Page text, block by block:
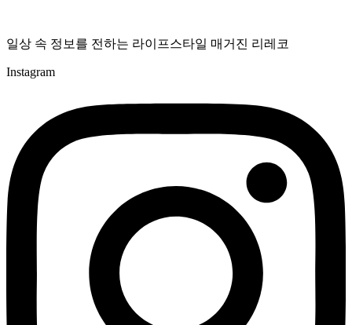
일상 속 정보를 전하는 라이프스타일 매거진 리레코
Instagram